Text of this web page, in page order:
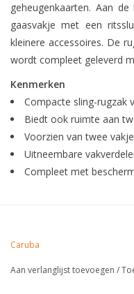
geheugenkaarten. Aan
gaasvakje met een
kleinere accessoires. De
wordt compleet geleverd
Kenmerken
Compacte sling-rugzak
Biedt ook ruimte aan
Voorzien van twee
Uitneembare
Compleet met
Caruba
Aan verlanglijst toevoegen /